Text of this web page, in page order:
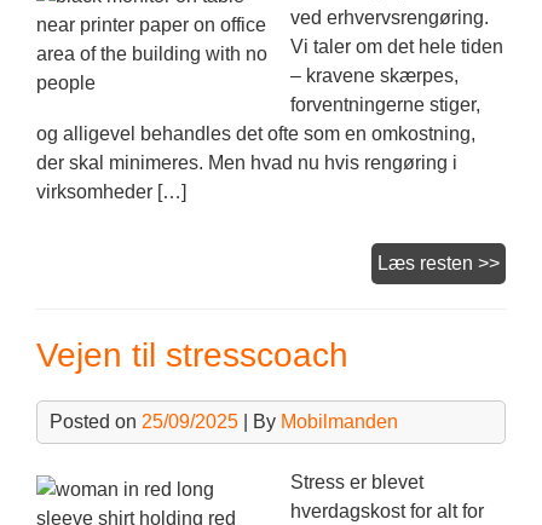
ved erhvervsrengøring.
Vi taler om det hele tiden
– kravene skærpes,
forventningerne stiger,
og alligevel behandles det ofte som en omkostning,
der skal minimeres. Men hvad nu hvis rengøring i
virksomheder […]
Læs resten >>Dit
Vejen til stresscoach
Posted on 25/09/2025 | By Mobilmanden
Stress er blevet
hverdagskost for alt for